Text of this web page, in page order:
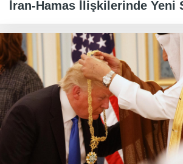
İran-Hamas İlişkilerinde Yeni